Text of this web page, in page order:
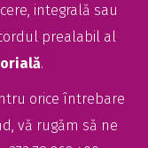
integrală sau
prealabil al
.
orice întrebare
vă rugăm să ne